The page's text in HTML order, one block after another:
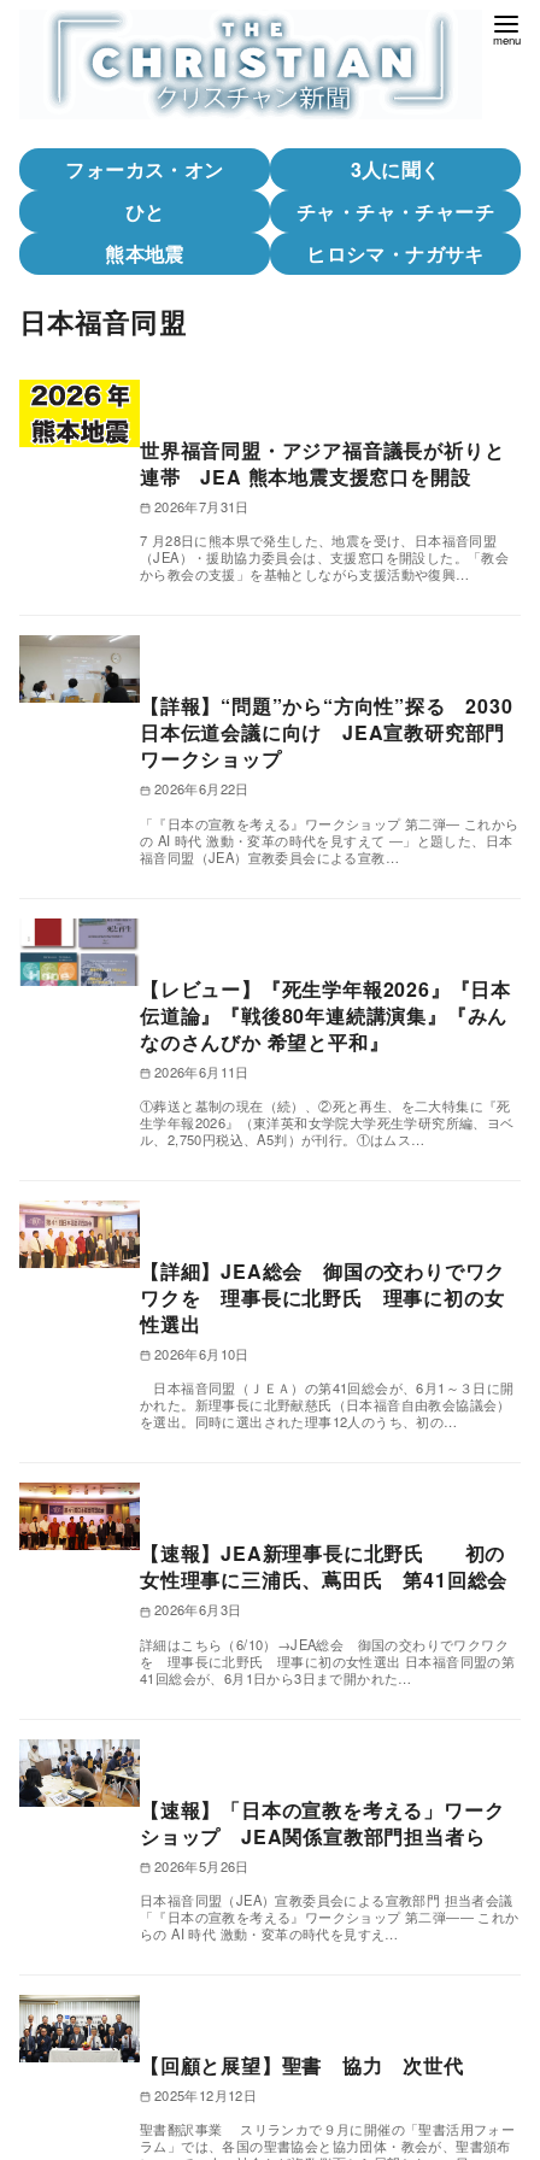
フォーカス・オン
3人に聞く
ひと
チャ・チャ・チャーチ
熊本地震
ヒロシマ・ナガサキ
日本福音同盟
世界福音同盟・アジア福音議長が祈りと
連帯 JEA 熊本地震支援窓口を開設
2026年7月31日
7 月28日に熊本県で発生した、地震を受け、日本福音同盟
（JEA）・援助協力委員会は、支援窓口を開設した。「教会
から教会の支援」を基軸としながら支援活動や復興…
【詳報】“問題”から“方向性”探る 2030
日本伝道会議に向け JEA宣教研究部門
ワークショップ
2026年6月22日
「『日本の宣教を考える』ワークショップ 第二弾― これから
の AI 時代 激動・変革の時代を見すえて ―」と題した、日本
福音同盟（JEA）宣教委員会による宣教…
【レビュー】『死生学年報2026』『日本
伝道論』『戦後80年連続講演集』『みん
なのさんびか 希望と平和』
2026年6月11日
①葬送と墓制の現在（続）、②死と再生、を二大特集に『死
生学年報2026』（東洋英和女学院大学死生学研究所編、ヨベ
ル、2,750円税込、A5判）が刊行。①はムス…
【詳細】JEA総会 御国の交わりでワク
ワクを 理事長に北野氏 理事に初の女
性選出
2026年6月10日
日本福音同盟（ＪＥＡ）の第41回総会が、6月1～３日に開
かれた。新理事長に北野献慈氏（日本福音自由教会協議会）
を選出。同時に選出された理事12人のうち、初の…
【速報】JEA新理事長に北野氏 初の
女性理事に三浦氏、蔦田氏 第41回総会
2026年6月3日
詳細はこちら（6/10）→JEA総会 御国の交わりでワクワク
を 理事長に北野氏 理事に初の女性選出 日本福音同盟の第
41回総会が、6月1日から3日まで開かれた…
【速報】「日本の宣教を考える」ワーク
ショップ JEA関係宣教部門担当者ら
2026年5月26日
日本福音同盟（JEA）宣教委員会による宣教部門 担当者会議
「『日本の宣教を考える』ワークショップ 第二弾―― これか
らの AI 時代 激動・変革の時代を見すえ…
【回顧と展望】聖書 協力 次世代
2025年12月12日
聖書翻訳事業 スリランカで９月に開催の「聖書活用フォー
ラム」では、各国の聖書協会と協力団体・教会が、聖書頒布